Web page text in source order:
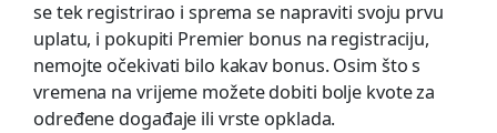
se tek registrirao i sprema se napraviti svoju prvu
uplatu, i pokupiti Premier bonus na registraciju,
nemojte očekivati bilo kakav bonus. Osim što s
vremena na vrijeme možete dobiti bolje kvote za
određene događaje ili vrste opklada.